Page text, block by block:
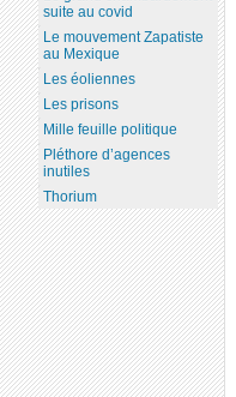
suite au covid
Le mouvement Zapatiste
au Mexique
Les éoliennes
Les prisons
Mille feuille politique
Pléthore d’agences
inutiles
Thorium